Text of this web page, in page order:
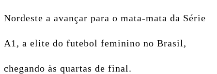
Nordeste a avançar para o mata-mata da Série
A1, a elite do futebol feminino no Brasil,
chegando às quartas de final.